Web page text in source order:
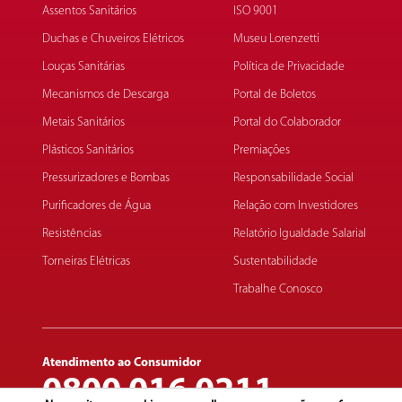
Assentos Sanitários
Duchas e Chuveiros Elétricos
Louças Sanitárias
Mecanismos de Descarga
Metais Sanitários
Plásticos Sanitários
Pressurizadores e Bombas
Purificadores de Água
Resistências
Torneiras Elétricas
ISO 9001
Museu Lorenzetti
Política de Privacidade
Portal de Boletos
Portal do Colaborador
Premiações
Responsabilidade Social
Relação com Investidores
Relatório Igualdade Salarial
Sustentabilidade
Trabalhe Conosco
Atendimento ao Consumidor
0800 016 0211